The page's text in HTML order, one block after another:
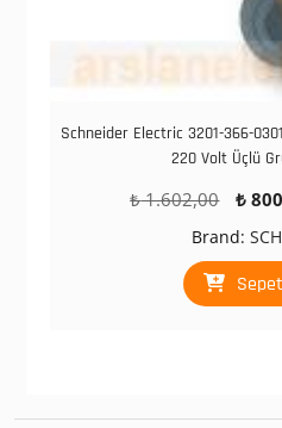
Schneider Electric 3201-366-
220 Volt Üçlü
₺1.602,00
Orijinal
fiyat:
₺
₺
Brand: